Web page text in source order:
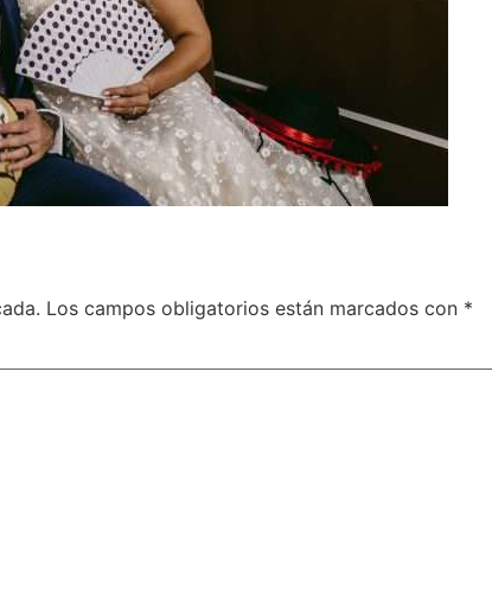
Los campos obligatorios están marcados con *